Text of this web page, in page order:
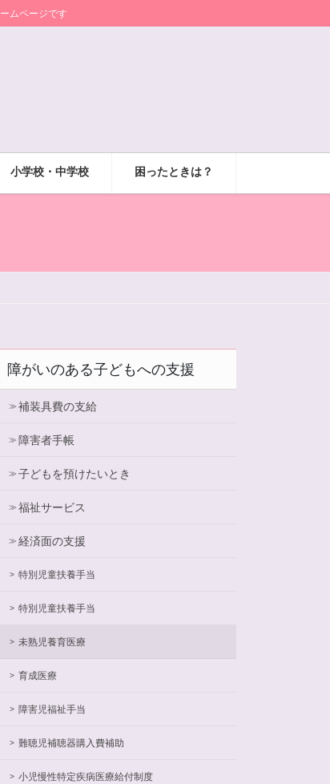
ムページです
小学校・中学校 困ったときは？
障がいのある子どもへの支援
補装具費の支給
障害者手帳
子どもを預けたいとき
福祉サービス
経済面の支援
特別児童扶養手当
特別児童扶養手当
未熟児養育医療
育成医療
障害児福祉手当
難聴児補聴器購入費補助
小児慢性特定疾病医療給付制度